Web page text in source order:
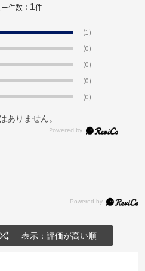
件数： 1件
(1)
(0)
(0)
(0)
(0)
ありません。
表示：評価が高い順